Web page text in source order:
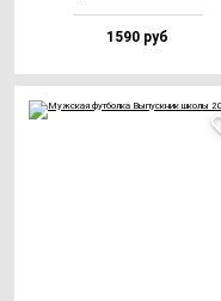
1590 руб